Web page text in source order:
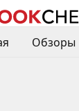
Обзоры